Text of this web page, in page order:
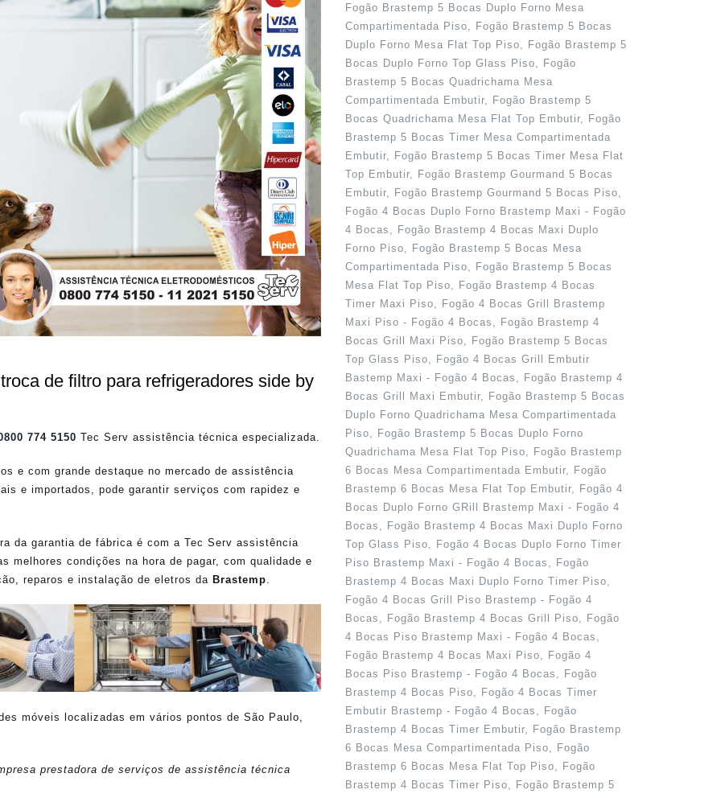
de filtro para refrigeradores side by
774 5150 Tec Serv assistência técnica especializada.
e com grande destaque no mercado de assistência
e importados, pode garantir serviços com rapidez e
da garantia de fábrica é com a Tec Serv assistência
melhores condições na hora de pagar, com qualidade e
reparos e instalação de eletros da Brastemp
móveis localizadas em vários pontos de São Paulo,
prestadora de serviços de assistência técnica
Fogão Brastemp 5 Bocas Duplo Forno Mesa
Compartimentada Piso, Fogão Brastemp 5 Bocas
Duplo Forno Mesa Flat Top Piso, Fogão Brastemp 5
Bocas Duplo Forno Top Glass Piso, Fogão
Brastemp 5 Bocas Quadrichama Mesa
Compartimentada Embutir, Fogão Brastemp 5
Bocas Quadrichama Mesa Flat Top Embutir, Fogão
Brastemp 5 Bocas Timer Mesa Compartimentada
Embutir, Fogão Brastemp 5 Bocas Timer Mesa Flat
Top Embutir, Fogão Brastemp Gourmand 5 Bocas
Embutir, Fogão Brastemp Gourmand 5 Bocas Piso,
Fogão 4 Bocas Duplo Forno Brastemp Maxi - Fogão
4 Bocas, Fogão Brastemp 4 Bocas Maxi Duplo
Forno Piso, Fogão Brastemp 5 Bocas Mesa
Compartimentada Piso, Fogão Brastemp 5 Bocas
Mesa Flat Top Piso, Fogão Brastemp 4 Bocas
Timer Maxi Piso, Fogão 4 Bocas Grill Brastemp
Maxi Piso - Fogão 4 Bocas, Fogão Brastemp 4
Bocas Grill Maxi Piso, Fogão Brastemp 5 Bocas
Top Glass Piso, Fogão 4 Bocas Grill Embutir
Bastemp Maxi - Fogão 4 Bocas, Fogão Brastemp 4
Bocas Grill Maxi Embutir, Fogão Brastemp 5 Bocas
Duplo Forno Quadrichama Mesa Compartimentada
Piso, Fogão Brastemp 5 Bocas Duplo Forno
Quadrichama Mesa Flat Top Piso, Fogão Brastemp
6 Bocas Mesa Compartimentada Embutir, Fogão
Brastemp 6 Bocas Mesa Flat Top Embutir, Fogão 4
Bocas Duplo Forno GRill Brastemp Maxi - Fogão 4
Bocas, Fogão Brastemp 4 Bocas Maxi Duplo Forno
Top Glass Piso, Fogão 4 Bocas Duplo Forno Timer
Piso Brastemp Maxi - Fogão 4 Bocas, Fogão
Brastemp 4 Bocas Maxi Duplo Forno Timer Piso,
Fogão 4 Bocas Grill Piso Brastemp - Fogão 4
Bocas, Fogão Brastemp 4 Bocas Grill Piso, Fogão
4 Bocas Piso Brastemp Maxi - Fogão 4 Bocas,
Fogão Brastemp 4 Bocas Maxi Piso, Fogão 4
Bocas Piso Brastemp - Fogão 4 Bocas, Fogão
Brastemp 4 Bocas Piso, Fogão 4 Bocas Timer
Embutir Brastemp - Fogão 4 Bocas, Fogão
Brastemp 4 Bocas Timer Embutir, Fogão Brastemp
6 Bocas Mesa Compartimentada Piso, Fogão
Brastemp 6 Bocas Mesa Flat Top Piso, Fogão
Brastemp 4 Bocas Timer Piso, Fogão Brastemp 5